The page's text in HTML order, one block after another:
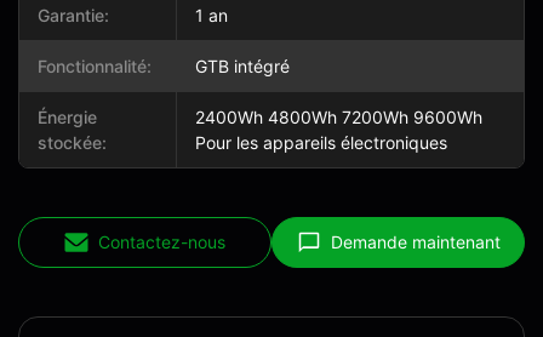
Garantie: 1 an
Fonctionnalité: GTB intégré
Énergie
stockée:
2400Wh 4800Wh 7200Wh 9600Wh
Pour les appareils électroniques
Contactez-nous Demande maintenant